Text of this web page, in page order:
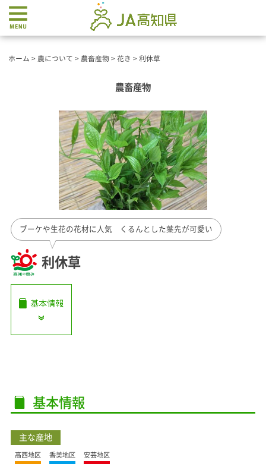
ホーム > 農について > 農畜産物 > 花き > 利休草
農畜産物
ブーケや生花の花材に人気 くるんとした葉先が可愛い
利休草
基本情報
主な産地
高西地区 香美地区 安芸地区